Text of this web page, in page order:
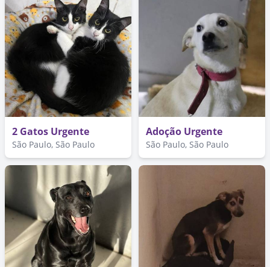
2 Gatos Urgente
São Paulo, São Paulo
Adoção Urgente
São Paulo, São Paulo